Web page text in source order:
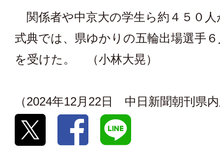
関係者や中京大の学生ら約４５０人
式典では、県ゆかりの五輪出場選手
を受けた。 （小林大晃）
（2024年12月22日 中日新聞朝刊県